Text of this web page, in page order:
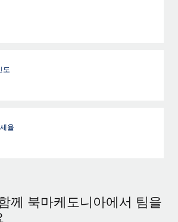
도
율
께 북마케도니아에서 팀을